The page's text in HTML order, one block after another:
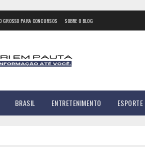
GROSSO PARA CONCURSOS SOBRE O BLOG
BRASIL ENTRETENIMENTO ESPORTE